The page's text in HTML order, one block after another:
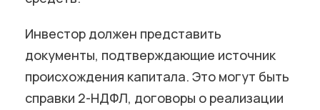
Инвестор должен представить
документы, подтверждающие источник
происхождения капитала. Это могут быть
справки 2-НДФЛ, договоры о реализации